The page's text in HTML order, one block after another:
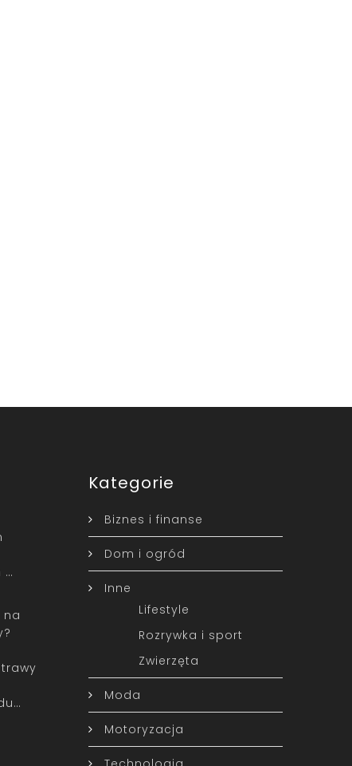
…
na
Kategorie
Biznes i finanse
Dom i ogród
Inne
Lifestyle
Rozrywka i sport
Zwierzęta
Moda
Motoryzacja